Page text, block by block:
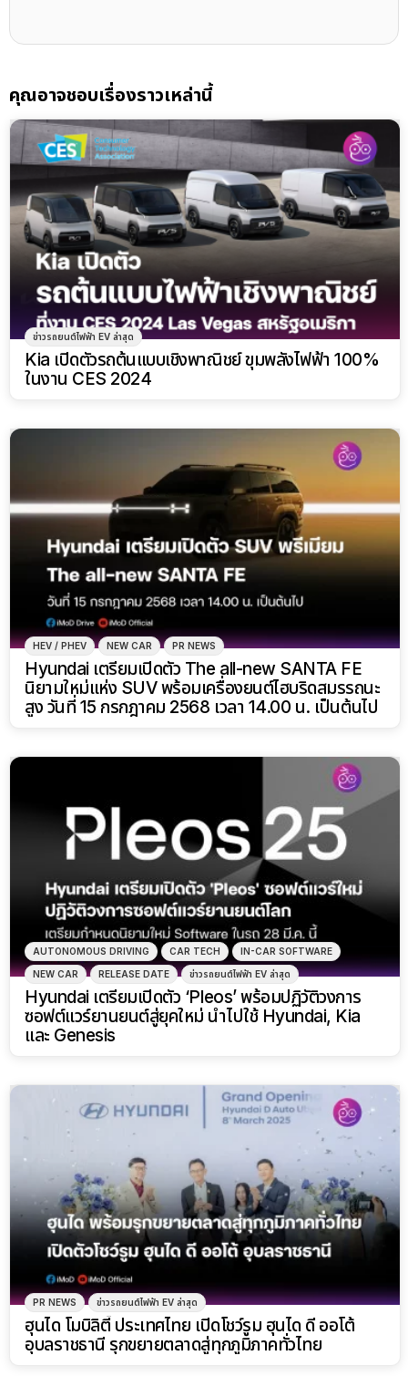
คุณอาจชอบเรื่องราวเหล่านี้
ข่าวรถยนต์ไฟฟ้า EV ล่าสุด
Kia เปิดตัวรถต้นแบบเชิงพาณิชย์ ขุมพลังไฟฟ้า 100%
ในงาน CES 2024
HEV / PHEV NEW CAR PR NEWS
Hyundai เตรียมเปิดตัว The all-new SANTA FE
นิยามใหม่แห่ง SUV พร้อมเครื่องยนต์ไฮบริดสมรรถนะ
สูง วันที่ 15 กรกฎาคม 2568 เวลา 14.00 น. เป็นต้นไป
AUTONOMOUS DRIVING CAR TECH IN-CAR SOFTWARE
NEW CAR RELEASE DATE ข่าวรถยนต์ไฟฟ้า EV ล่าสุด
Hyundai เตรียมเปิดตัว ‘Pleos’ พร้อมปฏิวัติวงการ
ซอฟต์แวร์ยานยนต์สู่ยุคใหม่ นำไปใช้ Hyundai, Kia
และ Genesis
PR NEWS ข่าวรถยนต์ไฟฟ้า EV ล่าสุด
ฮุนได โมบิลิตี้ ประเทศไทย เปิดโชว์รูม ฮุนได ดี ออโต้
อุบลราชธานี รุกขยายตลาดสู่ทุกภูมิภาคทั่วไทย